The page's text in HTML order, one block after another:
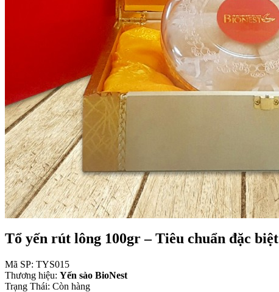
Tổ yến rút lông 100gr – Tiêu chuẩn đặc biệt
Mã SP: TYS015
Thương hiệu: Yến sào BioNest
Trạng Thái: Còn hàng